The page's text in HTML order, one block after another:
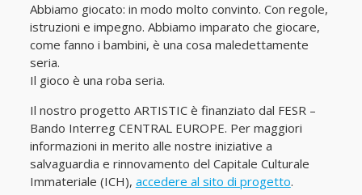
Abbiamo giocato: in modo molto convinto. Con regole,
istruzioni e impegno. Abbiamo imparato che giocare,
come fanno i bambini, è una cosa maledettamente
seria.
Il gioco è una roba seria.
Il nostro progetto ARTISTIC è finanziato dal FESR –
Bando Interreg CENTRAL EUROPE. Per maggiori
informazioni in merito alle nostre iniziative a
salvaguardia e rinnovamento del Capitale Culturale
Immateriale (ICH), accedere al sito di progetto.